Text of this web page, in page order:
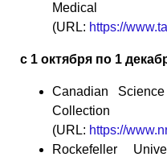
(URL: https://
с 1 октября по 1
Canadian
Collection
(URL: https://
Rockefeller